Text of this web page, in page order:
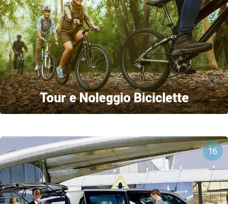
Tour e Noleggio Biciclette
16